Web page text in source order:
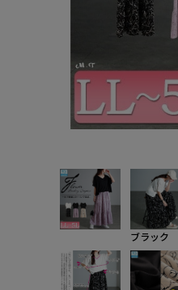
ブラック